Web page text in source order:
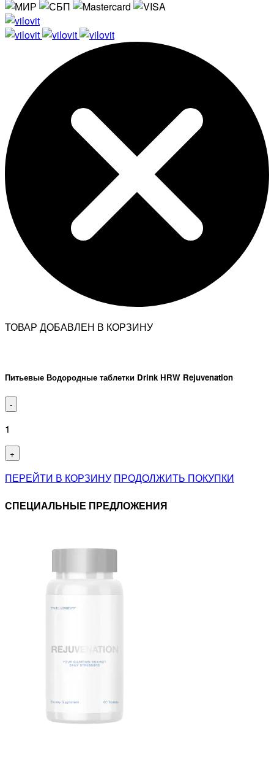
ТОВАР ДОБАВЛЕН В КОРЗИНУ
Питьевые Водородные таблетки Drink HRW Rejuvenation
-
1
+
ПЕРЕЙТИ В КОРЗИНУ ПРОДОЛЖИТЬ ПОКУПКИ
СПЕЦИАЛЬНЫЕ ПРЕДЛОЖЕНИЯ